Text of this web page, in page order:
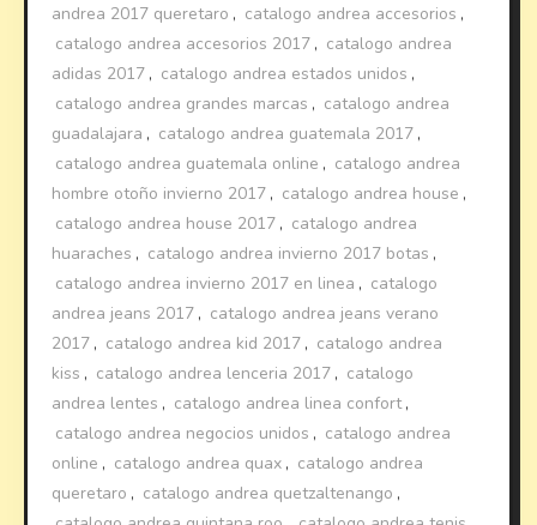
andrea 2017 queretaro , catalogo andrea accesorios ,
catalogo andrea accesorios 2017 , catalogo andrea
adidas 2017 , catalogo andrea estados unidos ,
catalogo andrea grandes marcas , catalogo andrea
guadalajara , catalogo andrea guatemala 2017 ,
catalogo andrea guatemala online , catalogo andrea
hombre otoño invierno 2017 , catalogo andrea house ,
catalogo andrea house 2017 , catalogo andrea
huaraches , catalogo andrea invierno 2017 botas ,
catalogo andrea invierno 2017 en linea , catalogo
andrea jeans 2017 , catalogo andrea jeans verano
2017 , catalogo andrea kid 2017 , catalogo andrea
kiss , catalogo andrea lenceria 2017 , catalogo
andrea lentes , catalogo andrea linea confort,
catalogo andrea negocios unidos , catalogo andrea
online , catalogo andrea quax , catalogo andrea
queretaro , catalogo andrea quetzaltenango ,